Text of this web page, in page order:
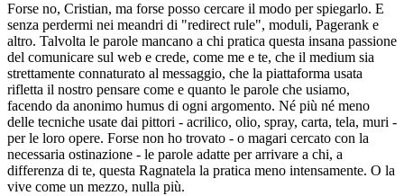
Forse no, Cristian, ma forse posso cercare il modo per spiegarlo. E
senza perdermi nei meandri di "redirect rule", moduli, Pagerank e
altro. Talvolta le parole mancano a chi pratica questa insana passione
del comunicare sul web e crede, come me e te, che il medium sia
strettamente connaturato al messaggio, che la piattaforma usata
rifletta il nostro pensare come e quanto le parole che usiamo,
facendo da anonimo humus di ogni argomento. Né più né meno
delle tecniche usate dai pittori - acrilico, olio, spray, carta, tela, muri -
per le loro opere. Forse non ho trovato - o magari cercato con la
necessaria ostinazione - le parole adatte per arrivare a chi, a
differenza di te, questa Ragnatela la pratica meno intensamente. O la
vive come un mezzo, nulla più.